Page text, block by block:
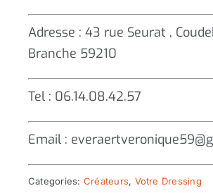
Adresse : 43 rue Seurat ,
Branche 59210
Tel : 06.14.08.42.57
Email :
Categories: Créateurs, Votre Dressing